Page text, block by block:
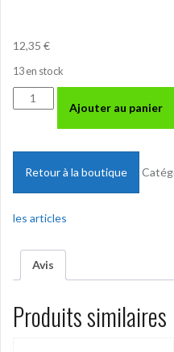
12,35 €
13 en stock
quantité
de
en
vendu
10
-
Ajouter au panier
Retour à la boutique
les articles
Avis
Produits similaires